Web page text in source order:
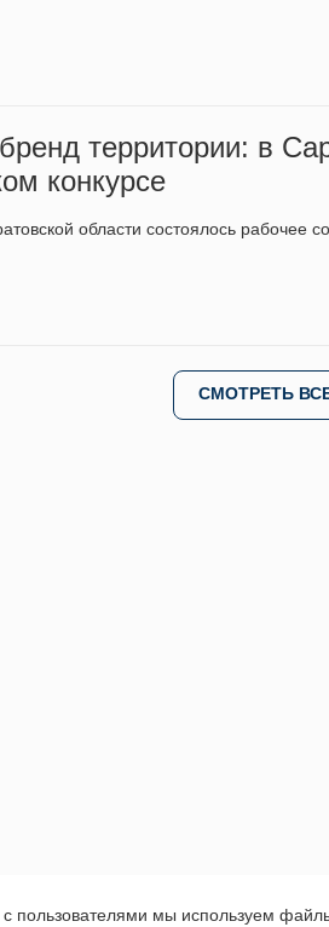
территории: в
конкурсе
области состоялось
СМОТРЕТЬ
пользователями мы используем